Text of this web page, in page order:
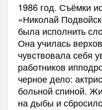
1986 год. Съёмки
«Николай
была исполнить
Она училась
чувствовала себя
работников
черное дело:
больной спиной.
на дыбы и